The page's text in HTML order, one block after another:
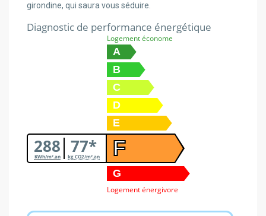
girondine, qui saura vous séduire.
Diagnostic de performance énergétique
288
KWh/m².an 77*
kg CO2/m².an
Logement économe
A
B
C
D
E
F
G
Logement énergivore